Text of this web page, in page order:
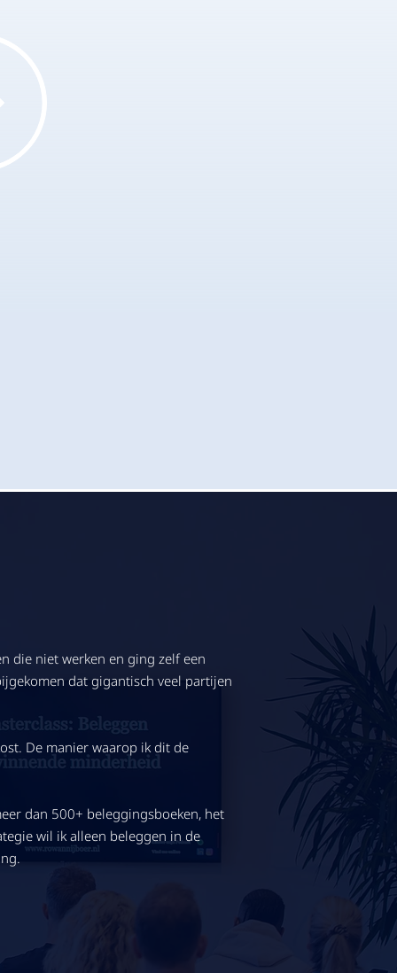
die niet werken en ging zelf een
dat gigantisch veel partijen
De manier waarop ik dit de
dan 500+ beleggingsboeken, het
wil ik alleen beleggen in de